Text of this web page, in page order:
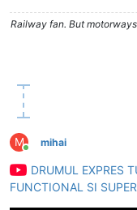
Railway fan. But
M
Conectat
mihai
DRUMUL EXPRES
FUNCTIONAL SI